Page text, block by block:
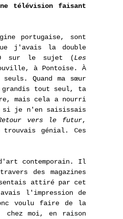
télévision faisant
portugaise, sont
j'avais la double
sur le sujet (Les
à Pontoise. À
Quand ma sœur
grandis tout seul, ta
mais cela a nourri
si je n'en saisissais
vers le futur
génial. Ces
contemporain. Il
des magazines
attiré par cet
l'impression de
voulu faire de la
chez moi, en raison